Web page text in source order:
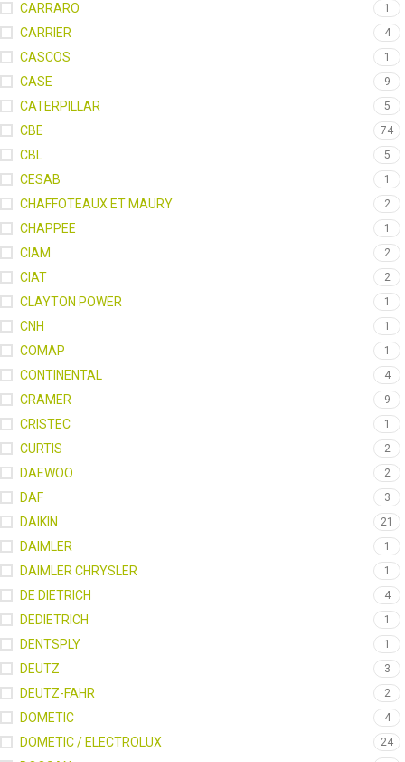
CARRARO 1
CARRIER 4
CASCOS 1
CASE 9
CATERPILLAR 5
CBE 74
CBL 5
CESAB 1
CHAFFOTEAUX ET MAURY 2
CHAPPEE 1
CIAM 2
CIAT 2
CLAYTON POWER 1
CNH 1
COMAP 1
CONTINENTAL 4
CRAMER 9
CRISTEC 1
CURTIS 2
DAEWOO 2
DAF 3
DAIKIN 21
DAIMLER 1
DAIMLER CHRYSLER 1
DE DIETRICH 4
DEDIETRICH 1
DENTSPLY 1
DEUTZ 3
DEUTZ-FAHR 2
DOMETIC 4
DOMETIC / ELECTROLUX 24